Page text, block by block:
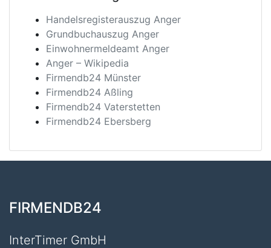
Handelsregisterauszug Anger
Grundbuchauszug Anger
Einwohnermeldeamt Anger
Anger – Wikipedia
Firmendb24 Münster
Firmendb24 Aßling
Firmendb24 Vaterstetten
Firmendb24 Ebersberg
FIRMENDB24
InterTimer GmbH